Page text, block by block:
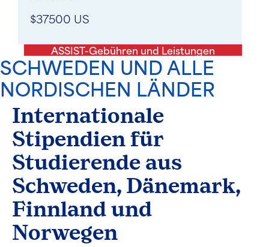
$37500 US
ASSIST-Gebühren und Leistungen
SCHWEDEN UND ALLE
NORDISCHEN LÄNDER
Internationale
Stipendien für
Studierende aus
Schweden, Dänemark,
Finnland und
Norwegen